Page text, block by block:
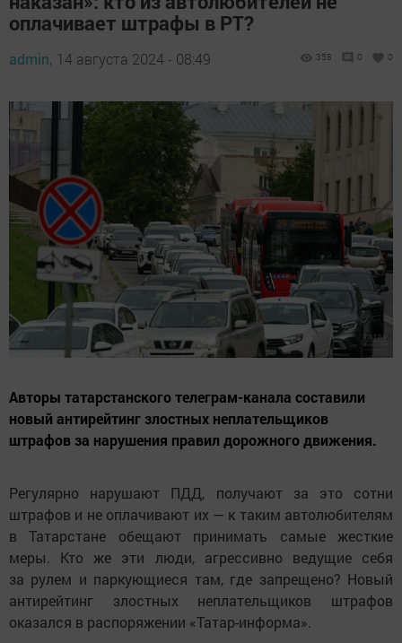
оплачивает штрафы в РТ?
admin, 14 августа 2024 - 08:49 358 0 0
Авторы татарстанского телеграм-канала составили
новый антирейтинг злостных неплательщиков
штрафов за нарушения правил дорожного движения.
Регулярно нарушают ПДД, получают за это сотни
штрафов и не оплачивают их — к таким автолюбителям
в Татарстане обещают принимать самые жесткие
меры. Кто же эти люди, агрессивно ведущие себя
за рулем и паркующиеся там, где запрещено? Новый
антирейтинг злостных неплательщиков штрафов
оказался в распоряжении «Татар-информа».